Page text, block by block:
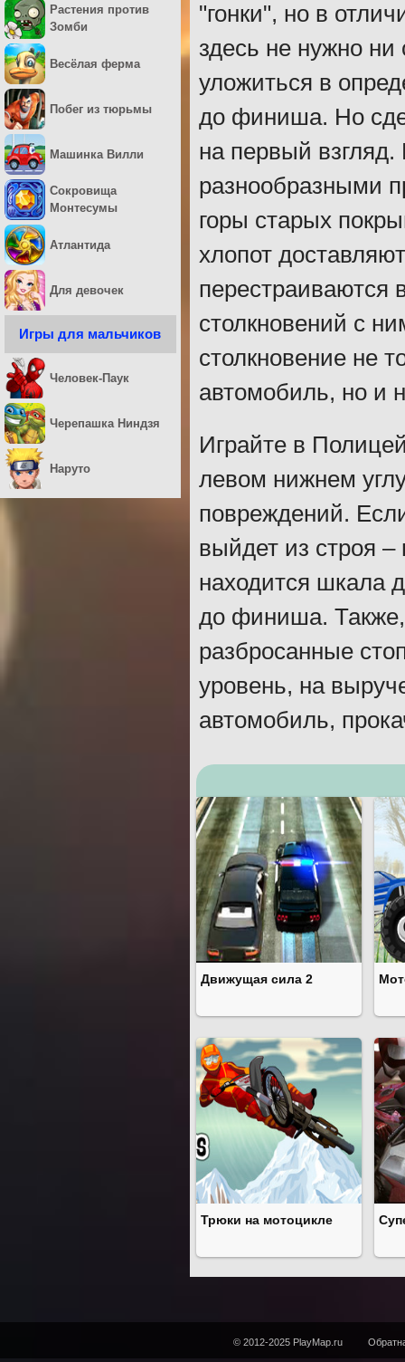
"гонки", но в
здесь не нужно ни
уложиться в
до финиша. Но
на первый взгляд.
разнообразными
горы старых
хлопот
перестраиваются
столкновений с
столкновение не
автомобиль, но и
Играйте в
левом нижнем
повреждений.
выйдет из строя –
находится шкала
до финиша. Также,
разбросанные
уровень, на
автомобиль,
Движущая сила 2
Трюки на мотоцикле
Растения против
Зомби
Весёлая ферма
Побег из тюрьмы
Машинка Вилли
Сокровища
Монтесумы
Атлантида
Для девочек
Игры для мальчиков
Человек-Паук
Черепашка Ниндзя
Наруто
© 2012-2025 PlayMap.ru